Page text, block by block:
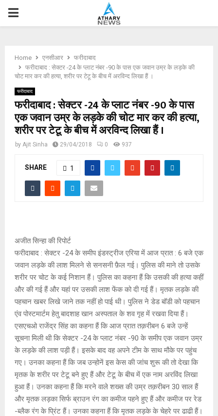
P
M
A
N
U
Home एनसीआर
फरीदाबाद
फरीदाबाद : सेक्टर -24 के प्लाट नंबर -90 के पास एक जवान उम्र के लड़के की
चोट मार कर की हत्या, शरीर पर टेटू के बीच में अरविन्द लिखा हैं ।
फरीदाबाद
फरीदाबाद : सेक्टर -24 के प्लाट नंबर -90 के पास
एक जवान उम्र के लड़के की चोट मार कर की हत्या,
शरीर पर टेटू के बीच में अरविन्द लिखा हैं ।
by Ajit Sinha 29/04/2018 0 937
SHARE 1
अजीत सिन्हा की रिपोर्ट
फरीदाबाद : सेक्टर -24 के समीप इंडस्ट्रीज एरिया में आज प्रात : 6 बजे एक
जवान लड़के की लाश मिलने से सनसनी फ़ैल गई। पुलिस की माने तो उसके
शरीर पर चोट के कई निशान हैं। पुलिस का कहना हैं कि उसकी की हत्या कहीं
और की गई हैं और यहां पर उसकी लाश फेंक को दी गई हैं। मृतक लड़के की
पहचान खबर लिखे जाने तक नहीं हो पाई थी। पुलिस ने डेड बॉडी को पहचान
एंव पोस्टमार्टम हेतु बादशाह खान अस्पताल के शव गृह में रखवा दिया हैं।
एसएचओ राजेंद्र सिंह का कहना हैं कि आज प्रात तक़रीबन 6 बजे उन्हें
सूचना मिली थी कि सेक्टर -24 के प्लाट नंबर -90 के समीप एक जवान उम्र
के लड़के की लाश पड़ी हैं। इसके बाद वह अपने टीम के साथ मौके पर पहुंच
गए। उनका कहना हैं कि जब उन्होनें इस केस की जांच शुरू की तो देखा कि
मृतक के शरीर पर टेटू बने हुए हैं और टेटू के बीच में एक नाम अरविंद लिखा
हुआ हैं। उनका कहना हैं कि मरने वाले शख्स की उम्र तक़रीबन 30 साल हैं
और मृतक लड़का सिर्फ ब्राउन रंग का कमीज पहने हुए हैं और कमीज पर रेड
-ब्लैक रंग के प्रिंट हैं। उनका कहना हैं कि मृतक लड़के के चेहरे पर ढाढी हैं।